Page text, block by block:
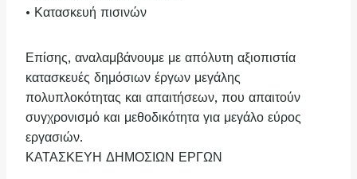
• Κατασκευή πισινών
Επίσης, αναλαμβάνουμε με απόλυτη αξιοπιστία
κατασκευές δημόσιων έργων μεγάλης
πολυπλοκότητας και απαιτήσεων, που απαιτούν
συγχρονισμό και μεθοδικότητα για μεγάλο εύρος
εργασιών.
ΚΑΤΑΣΚΕΥΗ ΔΗΜΟΣΙΩΝ ΕΡΓΩΝ